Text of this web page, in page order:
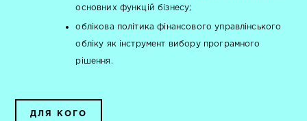
основних функцій бізнесу;
облікова політика фінансового управлінського
обліку як інструмент вибору програмного
рішення.
ДЛЯ КОГО